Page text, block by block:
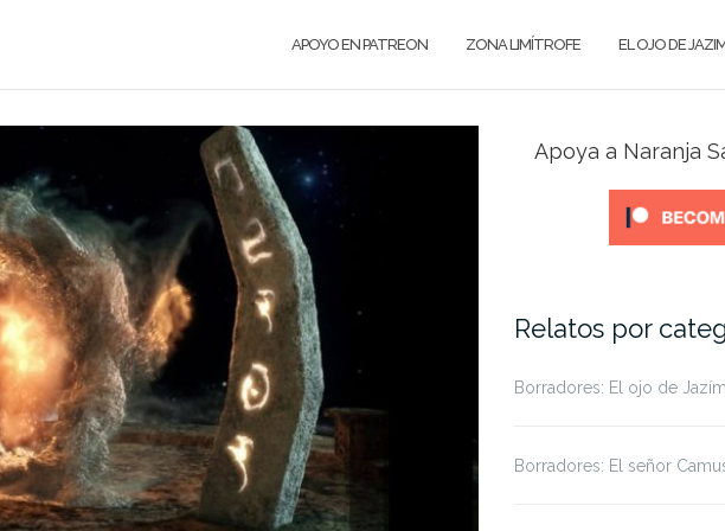
APOYO EN PATREON ZONA LIMÍTROFE EL OJO DE
Apoya a Naranja
Relatos por
Borradores: El ojo de Jazím
Borradores: El señor